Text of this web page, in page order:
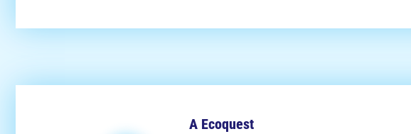
A Ecoquest